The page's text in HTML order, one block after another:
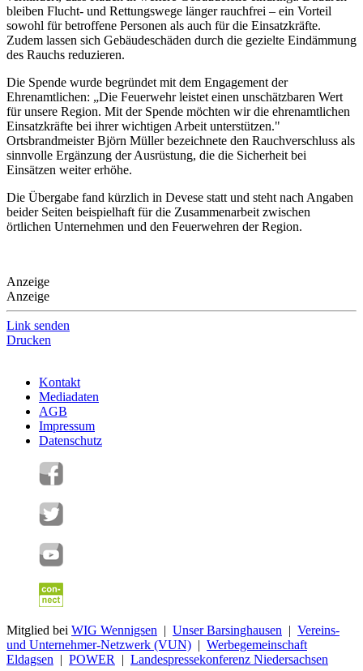
bleiben Flucht- und Rettungswege länger rauchfrei – ein Vorteil
sowohl für betroffene Personen als auch für die Einsatzkräfte.
Zudem lassen sich Gebäudeschäden durch die gezielte Eindämmung
des Rauchs reduzieren.
Die Spende wurde begründet mit dem Engagement der
Ehrenamtlichen: „Die Feuerwehr leistet einen unschätzbaren Wert
für unsere Region. Mit der Spende möchten wir die ehrenamtlichen
Einsatzkräfte bei ihrer wichtigen Arbeit unterstützen."
Ortsbrandmeister Björn Müller bezeichnete den Rauchverschluss als
sinnvolle Ergänzung der Ausrüstung, die die Sicherheit bei
Einsätzen weiter erhöhe.
Die Übergabe fand kürzlich in Devese statt und steht nach Angaben
beider Seiten beispielhaft für die Zusammenarbeit zwischen
örtlichen Unternehmen und den Feuerwehren der Region.
Anzeige
Anzeige
Link senden
Drucken
Kontakt
Mediadaten
AGB
Impressum
Datenschutz
Mitglied bei WIG Wennigsen | Unser Barsinghausen | Vereins-
und Unternehmer-Netzwerk (VUN) | Werbegemeinschaft
Eldagsen | POWER | Landespressekonferenz Niedersachsen